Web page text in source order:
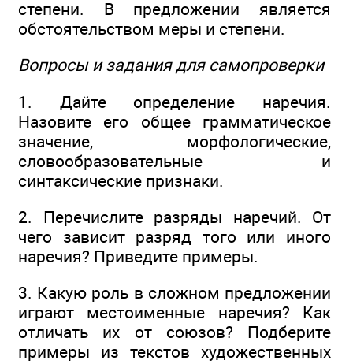
степени. В предложении является
обстоятельством меры и степени.
Вопросы и задания для самопроверки
1. Дайте определение наречия.
Назовите его общее грамматическое
значение, морфологические,
словообразовательные и
синтаксические признаки.
2. Перечислите разряды наречий. От
чего зависит разряд того или иного
наречия? Приведите примеры.
3. Какую роль в сложном предложении
играют местоименные наречия? Как
отличать их от союзов? Подберите
примеры из текстов художественных